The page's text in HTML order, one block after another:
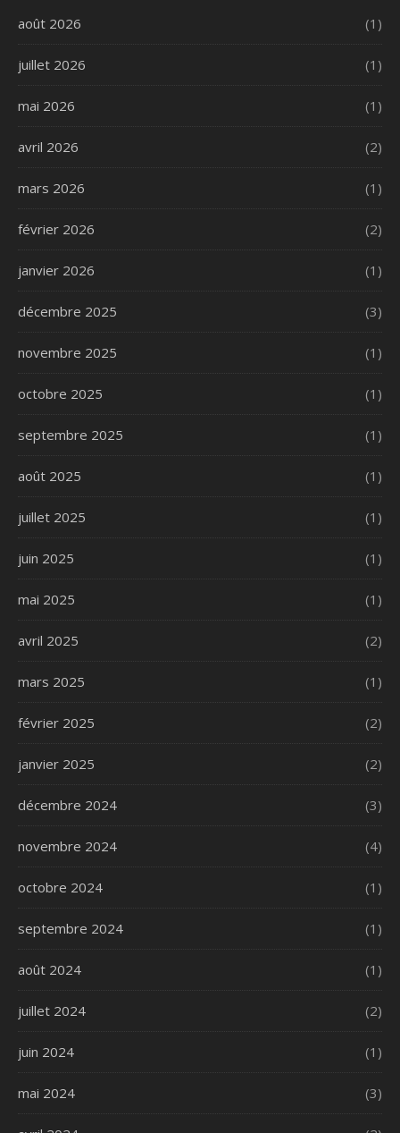
août 2026 (1)
juillet 2026 (1)
mai 2026 (1)
avril 2026 (2)
mars 2026 (1)
février 2026 (2)
janvier 2026 (1)
décembre 2025 (3)
novembre 2025 (1)
octobre 2025 (1)
septembre 2025 (1)
août 2025 (1)
juillet 2025 (1)
juin 2025 (1)
mai 2025 (1)
avril 2025 (2)
mars 2025 (1)
février 2025 (2)
janvier 2025 (2)
décembre 2024 (3)
novembre 2024 (4)
octobre 2024 (1)
septembre 2024 (1)
août 2024 (1)
juillet 2024 (2)
juin 2024 (1)
mai 2024 (3)